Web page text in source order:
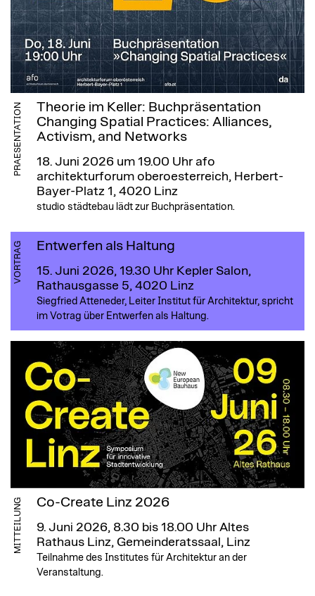
PRAESENTATION
Theorie im Keller: Buchpräsentation
Changing Spatial Practices: Alliances,
Activism, and Networks
18. Juni 2026 um 19.00 Uhr afo
architekturforum oberoesterreich, Herbert-
Bayer-Platz 1, 4020 Linz
studio städtebau lädt zur Buchpräsentation.
VORTRAG Entwerfen als Haltung
15. Juni 2026, 19.30 Uhr Kepler Salon,
Rathausgasse 5, 4020 Linz
Siegfried Atteneder, Leiter Institut für Architektur, spricht
im Votrag über Entwerfen als Haltung.
MITTEILUNG Co-Create Linz 2026
9. Juni 2026, 8.30 bis 18.00 Uhr Altes
Rathaus Linz, Gemeinderatssaal, Linz
Teilnahme des Institutes für Architektur an der
Veranstaltung.